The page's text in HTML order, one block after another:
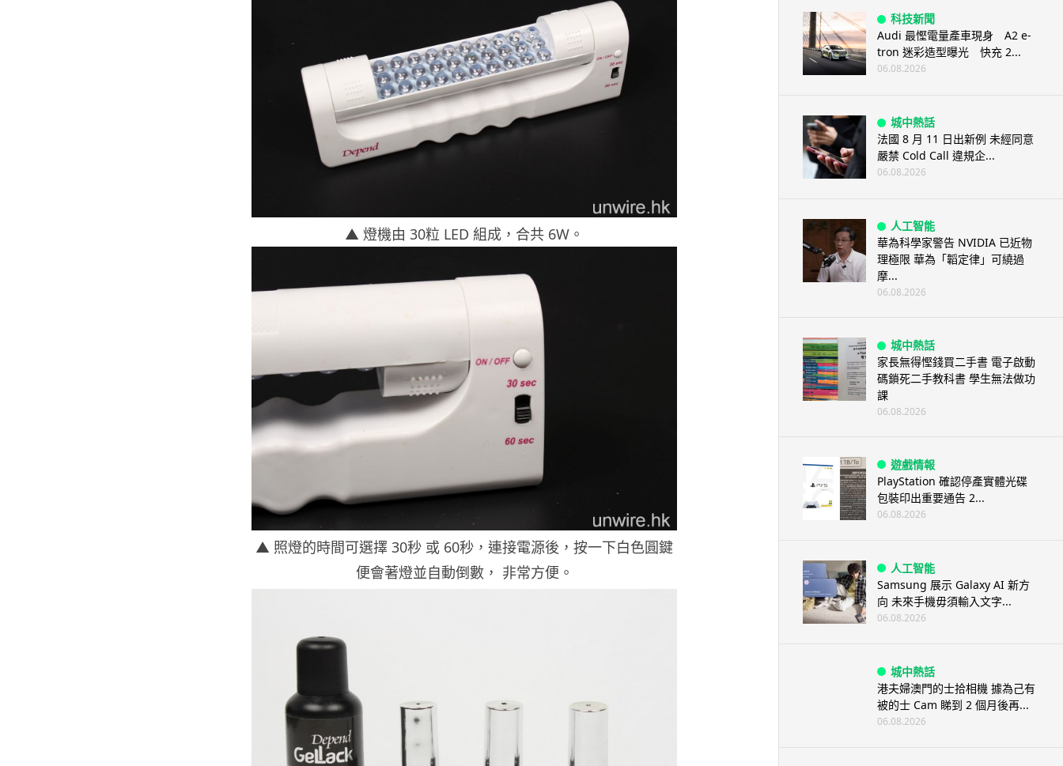
▲ 燈機由 30粒 LED 組成，合共 6W。
▲ 照燈的時間可選擇 30秒 或 60秒 ，連接電源後，按一下白色圓鍵
便會著燈並自動倒數， 非常方便。
科技新聞
Audi 最慳電量產車現身 A2 e-
tron 迷彩造型曝光 快充 2...
06.08.2026
城中熱話
法國 8 月 11 日出新例 未經同意
嚴禁 Cold Call 違規企...
06.08.2026
人工智能
華為科學家警告 NVIDIA 已近物
理極限 華為「韜定律」可繞過
摩...
06.08.2026
城中熱話
家長無得慳錢買二手書 電子啟動
碼鎖死二手教科書 學生無法做功
課
06.08.2026
遊戲情報
PlayStation 確認停產實體光碟
包裝印出重要通告 2...
06.08.2026
人工智能
Samsung 展示 Galaxy AI 新方
向 未來手機毋須輸入文字...
06.08.2026
城中熱話
港夫婦澳門的士拾相機 據為己有
被的士 Cam 睇到 2 個月後再...
06.08.2026